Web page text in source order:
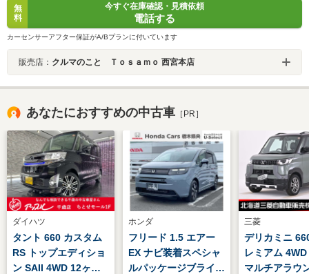
無
料
今すぐ在庫確認・見積依頼
電話する
カーセンサーアフター保証がA/Bプランに付いています
販売店： クルマのこと Ｔｏｓａｍｏ 西宮本店
あなたにおすすめの中古車 ［PR］
ダイハツ
タント 660 カスタム
RS トップエディショ
ン SAII 4WD 12ヶ月
ホンダ
フリード 1.5 エアー
EX ナビ装着スペシャ
ルパッケージブライン
三菱
デリカミニ
レミアム
マルチアラウ